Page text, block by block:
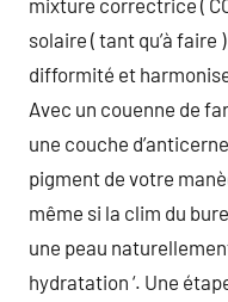
mixture correctrice (
solaire ( tant qu’à
difformité et
Avec un couenne de
une couche
pigment de votre
même si la clim du
une peau
hydratation ‘. Une